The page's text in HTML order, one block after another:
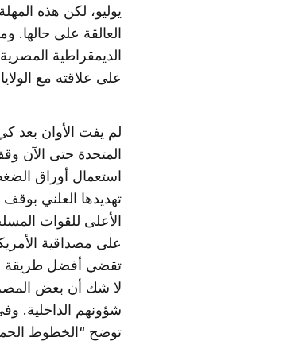
يوليو، لكن هذه
العالقة على حالها.
الديمقراطية
على علاقته مع
لم يفت الأوان بعد
المتحدة حتى الآن
استعمال أوراق
تهديدها العلني
الأعلى للقوات
على مصداقية
تقضي أفضل طريقة
لا شك أن بعض
شؤونهم الداخلية.
توضح “الخطوط